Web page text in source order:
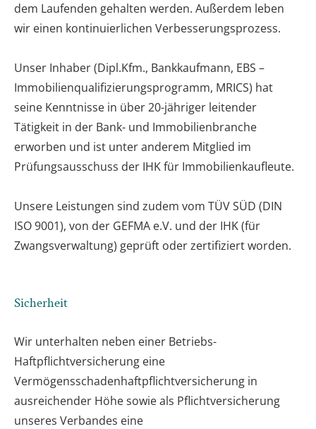
dem Laufenden gehalten werden. Außerdem leben
wir einen kontinuierlichen Verbesserungsprozess.
Unser Inhaber (Dipl.Kfm., Bankkaufmann, EBS –
Immobilienqualifizierungsprogramm, MRICS) hat
seine Kenntnisse in über 20-jähriger leitender
Tätigkeit in der Bank- und Immobilienbranche
erworben und ist unter anderem Mitglied im
Prüfungsausschuss der IHK für Immobilienkaufleute.
Unsere Leistungen sind zudem vom TÜV SÜD (DIN
ISO 9001), von der GEFMA e.V. und der IHK (für
Zwangsverwaltung) geprüft oder zertifiziert worden.
Sicherheit
Wir unterhalten neben einer Betriebs-
Haftpflichtversicherung eine
Vermögensschadenhaftpflichtversicherung in
ausreichender Höhe sowie als Pflichtversicherung
unseres Verbandes eine